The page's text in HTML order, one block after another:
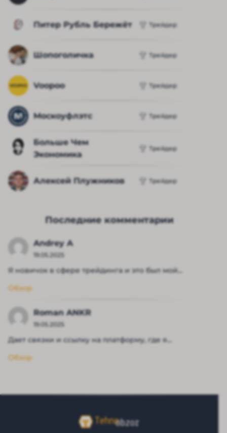
Питер Рубль Бережёт Трейдер
Шопоголичка Трейдер
Voopoo Трейдер
Москоуфлэтс Трейдер
Больше Чем
Экономика
Трейдер
Алексей Плужников Трейдер
Последние комментарии
Andrey A
19.05.2025
Я новичок в сфере трейдинга и это был мой...
Обзор
Roman ANKR
19.05.2025
Дает связки и ссылку на платформу, где я...
Обзор